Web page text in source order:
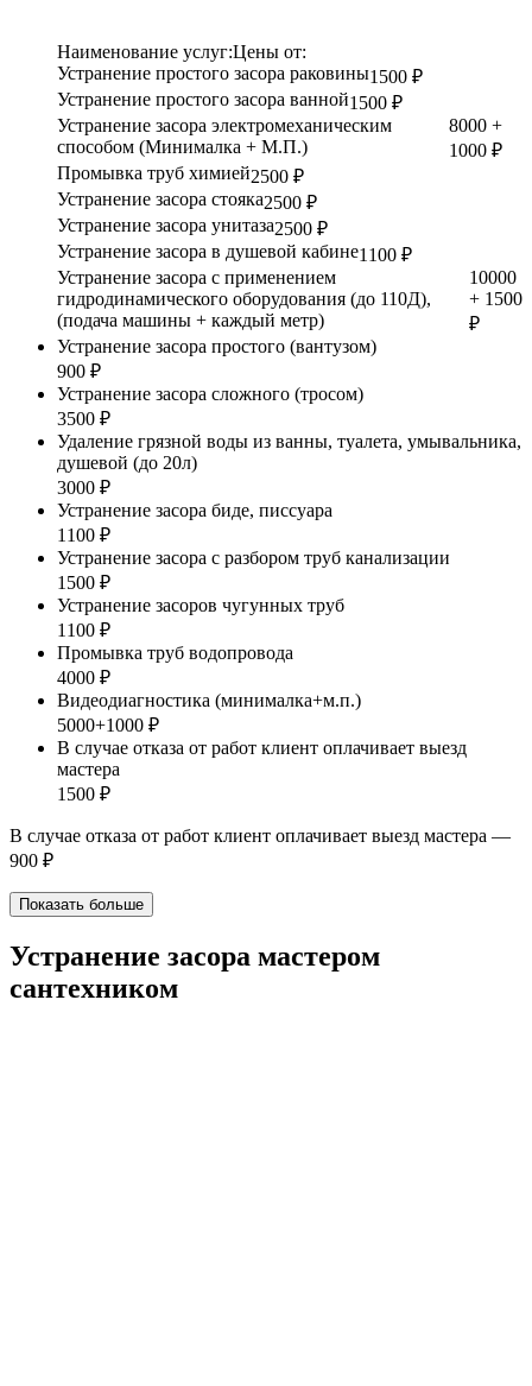
Наименование услуг:Цены от:
Устранение простого засора раковины1500 ₽
Устранение простого засора ванной1500 ₽
Устранение засора электромеханическим
способом (Минималка + М.П.)
8000 +
1000 ₽
Промывка труб химией2500 ₽
Устранение засора стояка2500 ₽
Устранение засора унитаза2500 ₽
Устранение засора в душевой кабине1100 ₽
Устранение засора с применением
гидродинамического оборудования (до 110Д),
(подача машины + каждый метр)
10000
+ 1500
₽
Устранение засора простого (вантузом)
900 ₽
Устранение засора сложного (тросом)
3500 ₽
Удаление грязной воды из ванны, туалета, умывальника,
душевой (до 20л)
3000 ₽
Устранение засора биде, писсуара
1100 ₽
Устранение засора с разбором труб канализации
1500 ₽
Устранение засоров чугунных труб
1100 ₽
Промывка труб водопровода
4000 ₽
Видеодиагностика (минималка+м.п.)
5000+1000 ₽
В случае отказа от работ клиент оплачивает выезд
мастера
1500 ₽
В случае отказа от работ клиент оплачивает выезд мастера —
900 ₽
Показать больше
Устранение засора мастером
сантехником